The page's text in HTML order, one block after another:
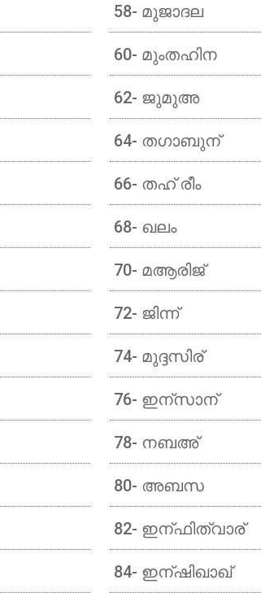
58- മുജാദല
60- മുംതഹിന
62- ജുമുഅ
64- തഗാബുന്
66- തഹ് രീം
68- ഖലം
70- മആരിജ്
72- ജിന്ന്
74- മുദ്ദസിര്
76- ഇന്സാന്
78- നബഅ്
80- അബസ
82- ഇന്ഫിത്വാര്
84- ഇന്ഷിഖാഖ്